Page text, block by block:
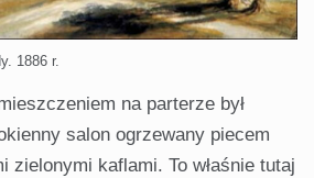
1886 r.
na parterze był
salon ogrzewany piecem
zielonymi kaflami. To właśnie tutaj